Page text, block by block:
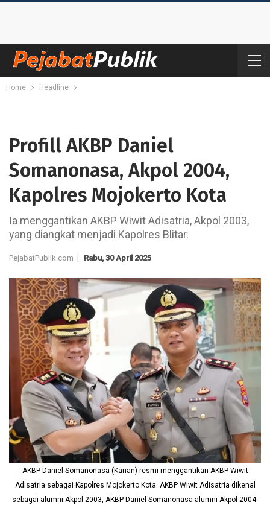
Home Headline
Profill AKBP Daniel
Somanonasa, Akpol 2004,
Kapolres Mojokerto Kota
Ia menggantikan AKBP Wiwit Adisatria, Akpol 2003,
yang diangkat menjadi Kapolres Blitar.
PejabatPublik.com | Rabu, 30 April 2025
AKBP Daniel Somanonasa (Kanan) resmi menggantikan AKBP Wiwit
Adisatria sebagai Kapolres Mojokerto Kota. AKBP Wiwit Adisatria dikenal
sebagai alumni Akpol 2003, AKBP Daniel Somanonasa alumni Akpol 2004.